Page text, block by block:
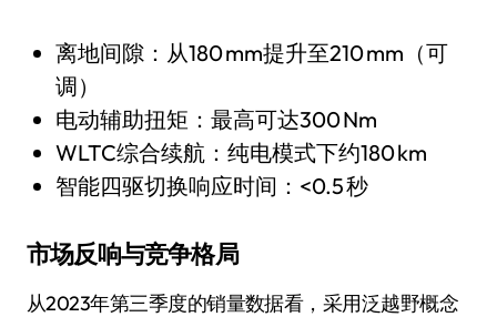
离地间隙：从180 mm提升至210 mm（可
调）
电动辅助扭矩：最高可达300 Nm
WLTC综合续航：纯电模式下约180 km
智能四驱切换响应时间：<0.5 秒
市场反响与竞争格局
从2023年第三季度的销量数据看，采用泛越野概念